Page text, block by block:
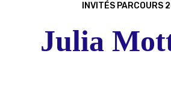
INVITÉS PARCOURS
Julia